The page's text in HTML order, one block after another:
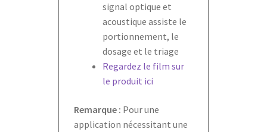
signal optique et
acoustique assiste le
portionnement, le
dosage et le triage
Regardez le film sur
le produit ici
Remarque : Pour une
application nécessitant une